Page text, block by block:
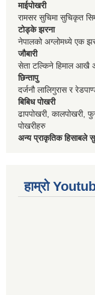
माईपोखरी
रामसर सुचिमा सुचिकृत
टोड्के झरना
नेपालको अग्लोमध्ये एक
जौबारी
सेता टल्किने हिमाल आखै
छिन्तापु
दर्जनौ लालिगुरास र
बिबिध पोखरी
ढापपोखरी, कालपोखरी,
पोखरीहरु
अन्य प्राकृतिक हिसाबले
हाम्रो